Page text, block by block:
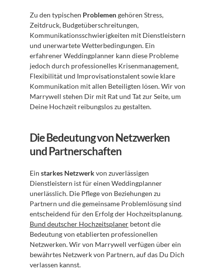
Zu den typischen Problemen gehören Stress,
Zeitdruck, Budgetüberschreitungen,
Kommunikationsschwierigkeiten mit Dienstleistern
und unerwartete Wetterbedingungen. Ein
erfahrener Weddingplanner kann diese Probleme
jedoch durch professionelles Krisenmanagement,
Flexibilität und Improvisationstalent sowie klare
Kommunikation mit allen Beteiligten lösen. Wir von
Marrywell stehen Dir mit Rat und Tat zur Seite, um
Deine Hochzeit reibungslos zu gestalten.
Die Bedeutung von Netzwerken
und Partnerschaften
Ein starkes Netzwerk von zuverlässigen
Dienstleistern ist für einen Weddingplanner
unerlässlich. Die Pflege von Beziehungen zu
Partnern und die gemeinsame Problemlösung sind
Bund deutscher Hochzeitsplaner betont die
Bedeutung von etablierten professionellen
Netzwerken. Wir von Marrywell verfügen über ein
bewährtes Netzwerk von Partnern, auf das Du Dich
verlassen kannst.